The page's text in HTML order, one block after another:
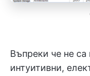
Въпреки че не са
интуитивни,